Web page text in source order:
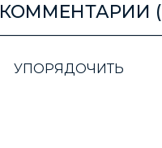
КОММЕНТАРИИ (
УПОРЯДОЧИТЬ